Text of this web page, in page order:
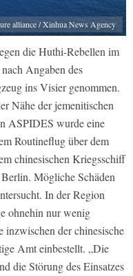
alliance / Xinhua News Agency
die Huthi-Rebellen im
Angaben des
ins Visier genommen.
Nähe der jemenitischen
ASPIDES wurde eine
Routineflug über dem
chinesischen Kriegsschiff
Mögliche Schäden
In der Region
ohnehin nur wenig
inzwischen der chinesische
Amt einbestellt. „Die
die Störung des Einsatzes